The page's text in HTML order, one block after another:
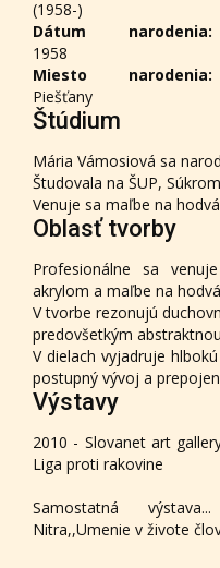
(1958-)
Dátum narodenia:
1958
Miesto narodenia:
Piešťany
Štúdium
Mária Vámosiová sa
Študovala na ŠUP,
Venuje sa maľbe na
Oblasť tvorby
Profesionálne sa
akrylom a maľbe na
V tvorbe rezonujú
predovšetkým
V dielach vyjadruje
postupný vývoj a
Výstavy
2010 - Slovanet art
Liga proti rakovine
Samostatná
Nitra,,Umenie v živote